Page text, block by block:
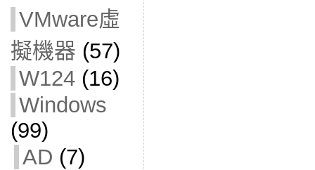
VMware虛
擬機器 (57)
W124(16)
Windows
(99)
AD (7)